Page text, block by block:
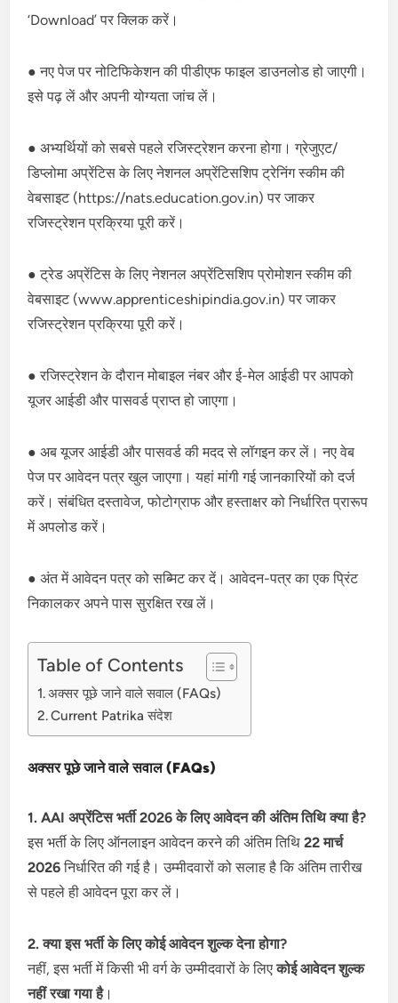
‘Download’ पर क्लिक करें।
● नए पेज पर नोटिफिकेशन की पीडीएफ फाइल डाउनलोड हो जाएगी।
इसे पढ़ लें और अपनी योग्यता जांच लें।
● अभ्यर्थियों को सबसे पहले रजिस्ट्रेशन करना होगा। ग्रेजुएट/
डिप्लोमा अप्रेंटिस के लिए नेशनल अप्रेंटिसशिप ट्रेनिंग स्कीम की
वेबसाइट (https://nats.education.gov.in) पर जाकर
रजिस्ट्रेशन प्रक्रिया पूरी करें।
● ट्रेड अप्रेंटिस के लिए नेशनल अप्रेंटिसशिप प्रोमोशन स्कीम की
वेबसाइट (www.apprenticeshipindia.gov.in) पर जाकर
रजिस्ट्रेशन प्रक्रिया पूरी करें।
● रजिस्ट्रेशन के दौरान मोबाइल नंबर और ई-मेल आईडी पर आपको
यूजर आईडी और पासवर्ड प्राप्त हो जाएगा।
● अब यूजर आईडी और पासवर्ड की मदद से लॉगइन कर लें। नए वेब
पेज पर आवेदन पत्र खुल जाएगा। यहां मांगी गई जानकारियों को दर्ज
करें। संबंधित दस्तावेज, फोटोग्राफ और हस्ताक्षर को निर्धारित प्रारूप
में अपलोड करें।
● अंत में आवेदन पत्र को सब्मिट कर दें। आवेदन-पत्र का एक प्रिंट
निकालकर अपने पास सुरक्षित रख लें।
Table of Contents
अक्सर पूछे जाने वाले सवाल (FAQs)
Current Patrika संदेश
अक्सर पूछे जाने वाले सवाल (FAQs)
1. AAI अप्रेंटिस भर्ती 2026 के लिए आवेदन की अंतिम तिथि क्या है?
इस भर्ती के लिए ऑनलाइन आवेदन करने की अंतिम तिथि22 मार्च
2026निर्धारित की गई है। उम्मीदवारों को सलाह है कि अंतिम तारीख
से पहले ही आवेदन पूरा कर लें।
2. क्या इस भर्ती के लिए कोई आवेदन शुल्क देना होगा?
नहीं, इस भर्ती में किसी भी वर्ग के उम्मीदवारों के लिएकोई आवेदन शुल्क
नहीं रखा गया है।